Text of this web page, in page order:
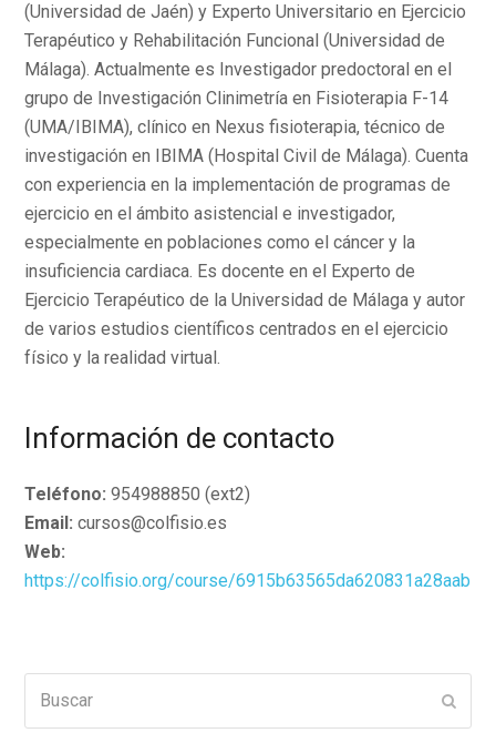
(Universidad de Jaén) y Experto Universitario en Ejercicio
Terapéutico y Rehabilitación Funcional (Universidad de
Málaga). Actualmente es Investigador predoctoral en el
grupo de Investigación Clinimetría en Fisioterapia F-14
(UMA/IBIMA), clínico en Nexus fisioterapia, técnico de
investigación en IBIMA (Hospital Civil de Málaga). Cuenta
con experiencia en la implementación de programas de
ejercicio en el ámbito asistencial e investigador,
especialmente en poblaciones como el cáncer y la
insuficiencia cardiaca. Es docente en el Experto de
Ejercicio Terapéutico de la Universidad de Málaga y autor
de varios estudios científicos centrados en el ejercicio
físico y la realidad virtual.
Información de contacto
Teléfono: 954988850 (ext2)
Email: cursos@colfisio.es
Web:
https://colfisio.org/course/6915b63565da620831a28aab